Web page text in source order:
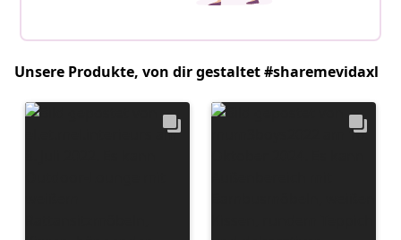
Unsere Produkte, von dir gestaltet #sharemevidaxl